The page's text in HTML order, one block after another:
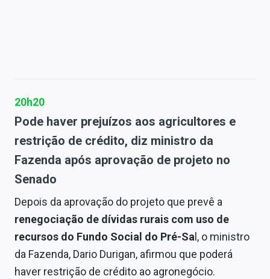
20h20
Pode haver prejuízos aos agricultores e
restrição de crédito, diz ministro da
Fazenda após aprovação de projeto no
Senado
Depois da aprovação do projeto que prevê a
renegociação de dívidas rurais com uso de
recursos do Fundo Social do Pré-Sa l, o ministro
da Fazenda, Dario Durigan, afirmou que poderá
haver restrição de crédito ao agronegócio.